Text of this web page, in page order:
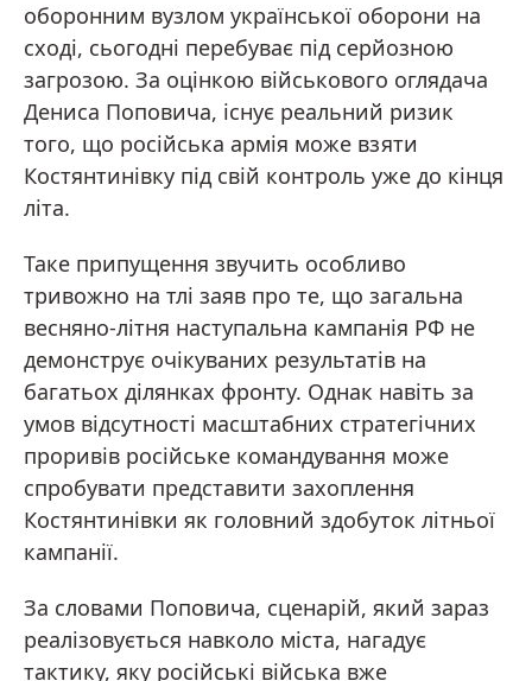
оборонним вузлом української оборони на
сході, сьогодні перебуває під серйозною
загрозою. За оцінкою військового оглядача
Дениса Поповича, існує реальний ризик
того, що російська армія може взяти
Костянтинівку під свій контроль уже до кінця
літа.
Таке припущення звучить особливо
тривожно на тлі заяв про те, що загальна
весняно-літня наступальна кампанія РФ не
демонструє очікуваних результатів на
багатьох ділянках фронту. Однак навіть за
умов відсутності масштабних стратегічних
проривів російське командування може
спробувати представити захоплення
Костянтинівки як головний здобуток літньої
кампанії.
За словами Поповича, сценарій, який зараз
реалізовується навколо міста, нагадує
тактику, яку російські війська вже